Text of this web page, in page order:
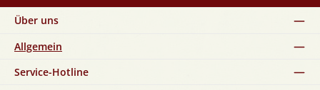
Über uns
Allgemein
Service-Hotline